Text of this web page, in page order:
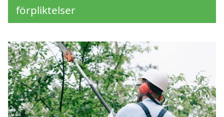
förpliktelser